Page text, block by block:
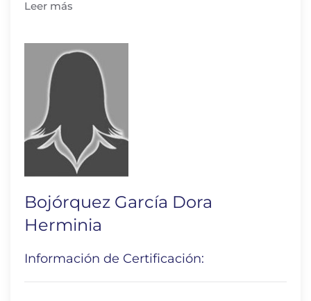
Leer más
Bojórquez García Dora
Herminia
Información de Certificación: